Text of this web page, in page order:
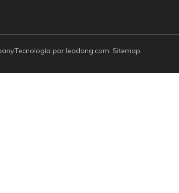
por leadong.com. Sitemap.